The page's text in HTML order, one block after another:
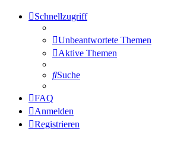
Schnellzugriff
Unbeantwortete Themen
Aktive Themen
Suche
FAQ
Anmelden
Registrieren